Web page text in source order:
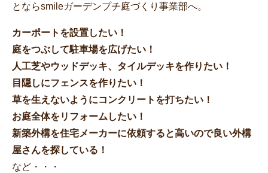
とならsmileガーデンプチ庭づくり事業部へ。
カーポートを設置したい！
庭をつぶして駐車場を広げたい！
人工芝やウッドデッキ、タイルデッキを作りたい！
目隠しにフェンスを作りたい！
草を生えないようにコンクリートを打ちたい！
お庭全体をリフォームしたい！
新築外構を住宅メーカーに依頼すると高いので良い外構
屋さんを探している！
など・・・